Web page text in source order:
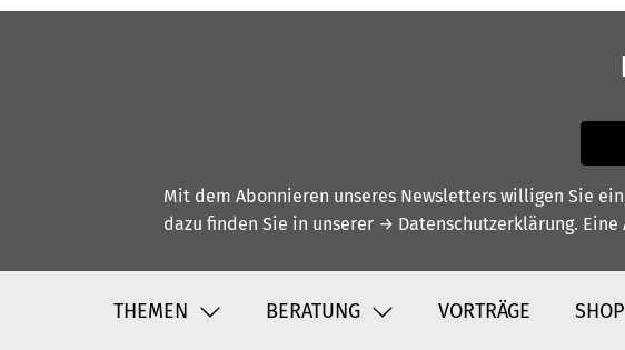
Mit dem Abonnieren unseres Newsletters willigen Sie
dazu finden Sie in unserer → Datenschutzerklärung.
THEMEN BERATUNG VORTRÄGE SHOP